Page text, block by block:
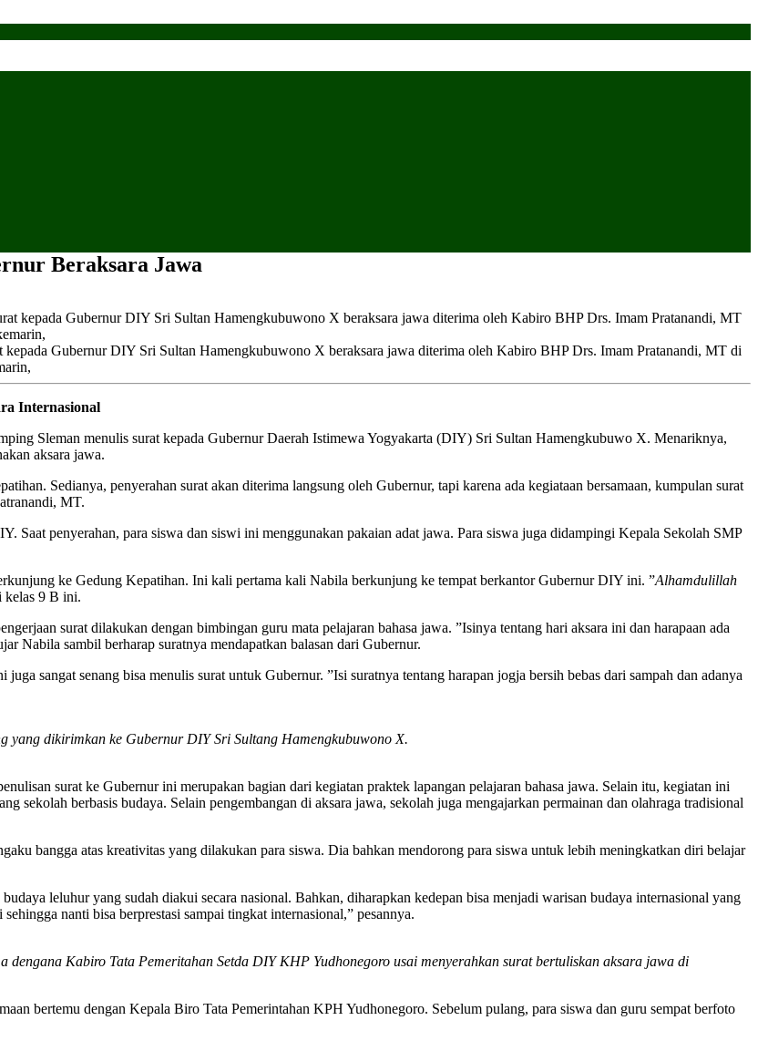
Beraksara Jawa
Gubernur DIY Sri Sultan Hamengkubuwono X beraksara jawa diterima oleh Kabiro BHP Drs. Imam Pratanandi, MT di
Internasional
Sleman menulis surat kepada Gubernur Daerah Istimewa Yogyakarta (DIY) Sri Sultan Hamengkubuwo X. Menariknya,
aksara jawa.
Sedianya, penyerahan surat akan diterima langsung oleh Gubernur, tapi karena ada kegiataan bersamaan, kumpulan surat
MT.
Saat penyerahan, para siswa dan siswi ini menggunakan pakaian adat jawa. Para siswa juga didampingi Kepala Sekolah SMP
ke Gedung Kepatihan. Ini kali pertama kali Nabila berkunjung ke tempat berkantor Gubernur DIY ini. ”Alhamdulillah
kelas 9 B ini.
surat dilakukan dengan bimbingan guru mata pelajaran bahasa jawa. ”Isinya tentang hari aksara ini dan harapaan ada
Nabila sambil berharap suratnya mendapatkan balasan dari Gubernur.
sangat senang bisa menulis surat untuk Gubernur. ”Isi suratnya tentang harapan jogja bersih bebas dari sampah dan adanya
yang dikirimkan ke Gubernur DIY Sri Sultang Hamengkubuwono X.
surat ke Gubernur ini merupakan bagian dari kegiatan praktek lapangan pelajaran bahasa jawa. Selain itu, kegiatan ini
sekolah berbasis budaya. Selain pengembangan di aksara jawa, sekolah juga mengajarkan permainan dan olahraga tradisional
bangga atas kreativitas yang dilakukan para siswa. Dia bahkan mendorong para siswa untuk lebih meningkatkan diri belajar
leluhur yang sudah diakui secara nasional. Bahkan, diharapkan kedepan bisa menjadi warisan budaya internasional yang
nanti bisa berprestasi sampai tingkat internasional,” pesannya.
Kabiro Tata Pemeritahan Setda DIY KHP Yudhonegoro usai menyerahkan surat bertuliskan aksara jawa di
bertemu dengan Kepala Biro Tata Pemerintahan KPH Yudhonegoro. Sebelum pulang, para siswa dan guru sempat berfoto